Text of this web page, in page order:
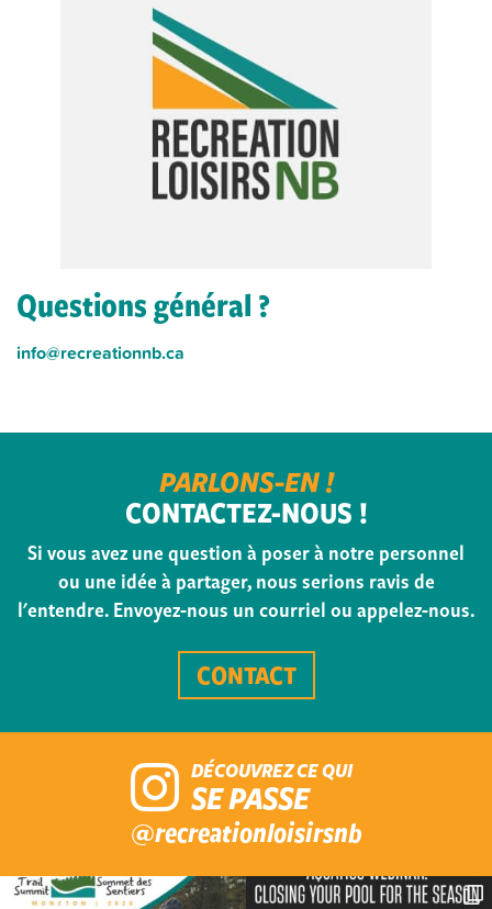
Questions général ?
info@recreationnb.ca
PARLONS-EN !
CONTACTEZ-NOUS !
Si vous avez une question à poser à notre personnel
ou une idée à partager, nous serions ravis de
l'entendre. Envoyez-nous un courriel ou appelez-nous.
CONTACT
DÉCOUVREZ CE QUI
SE PASSE
@recreationloisirsnb